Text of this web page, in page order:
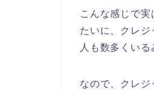
こんな感じで
たいに、クレジ
人も数多くいる
なので、クレ